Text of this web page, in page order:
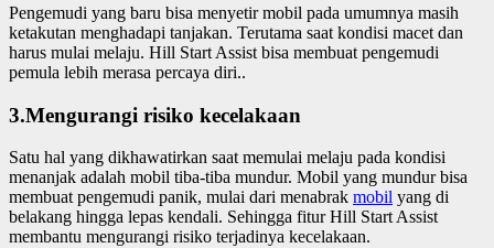
Pengemudi yang baru bisa menyetir mobil pada umumnya masih
ketakutan menghadapi tanjakan. Terutama saat kondisi macet dan
harus mulai melaju. Hill Start Assist bisa membuat pengemudi
pemula lebih merasa percaya diri..
3.Mengurangi risiko kecelakaan
Satu hal yang dikhawatirkan saat memulai melaju pada kondisi
menanjak adalah mobil tiba-tiba mundur. Mobil yang mundur bisa
membuat pengemudi panik, mulai dari menabrak mobil yang di
belakang hingga lepas kendali. Sehingga fitur Hill Start Assist
membantu mengurangi risiko terjadinya kecelakaan.